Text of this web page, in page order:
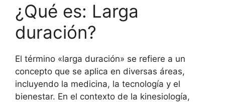
¿Qué es: Larga
duración?
El término «larga duración» se refiere a un
concepto que se aplica en diversas áreas,
incluyendo la medicina, la tecnología y el
bienestar. En el contexto de la kinesiología,